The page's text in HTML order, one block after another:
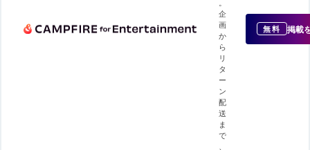
企
画
か
ら
リ
タ
ー
ン
配
送
ま
で
無料 掲載